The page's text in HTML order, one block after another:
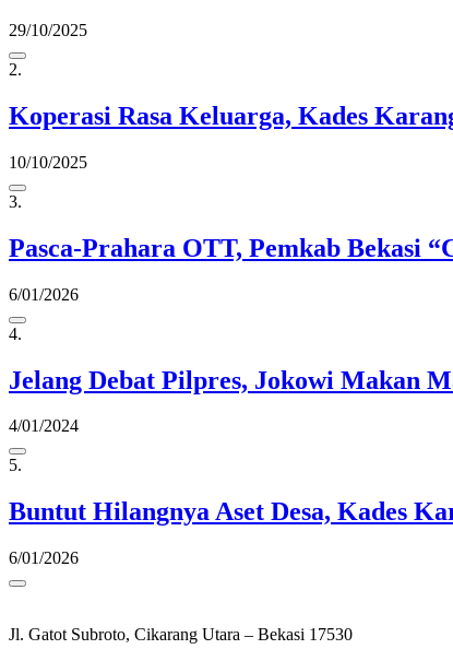
29/10/2025
2.
Koperasi Rasa Keluarga, Kades
10/10/2025
3.
Pasca-Prahara OTT, Pemkab Bekasi
6/01/2026
4.
Jelang Debat Pilpres, Jokowi Makan
4/01/2024
5.
Buntut Hilangnya Aset Desa, Kades
6/01/2026
Jl. Gatot Subroto, Cikarang Utara – Bekasi 17530